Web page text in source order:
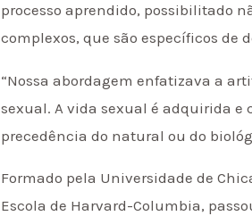
processo aprendido, possibilitado
complexos, que são específicos
“Nossa abordagem enfatizava a
sexual. A vida sexual é adquirida e
precedência do natural ou do
Formado pela Universidade de
Escola de Harvard-Columbia,